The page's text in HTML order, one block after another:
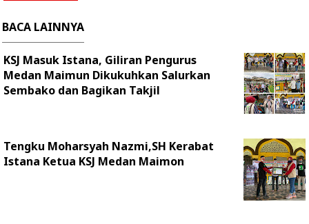
BACA LAINNYA
KSJ Masuk Istana, Giliran Pengurus
Medan Maimun Dikukuhkan Salurkan
Sembako dan Bagikan Takjil
Tengku Moharsyah Nazmi,SH Kerabat
Istana Ketua KSJ Medan Maimon